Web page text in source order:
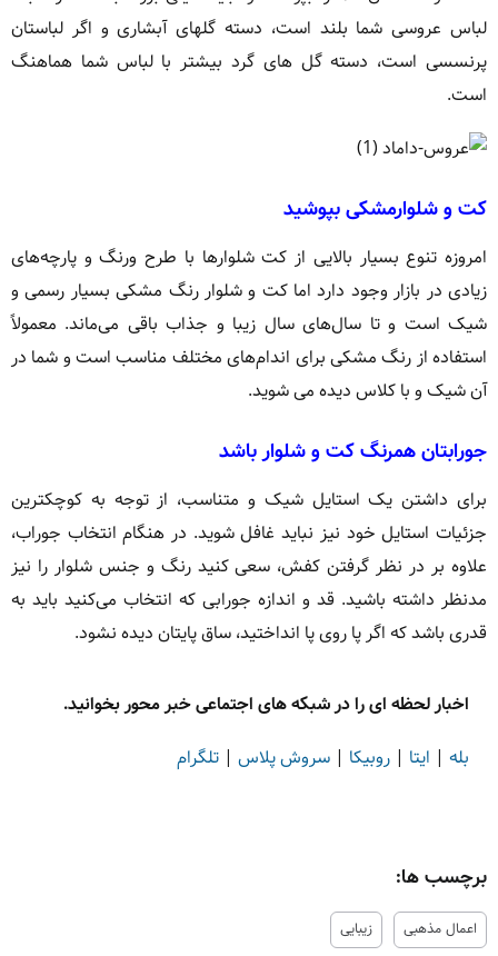
لباس عروسی شما بلند است، دسته گلهای آبشاری و اگر لباستان
پرنسسی است، دسته گل های گرد بیشتر با لباس شما هماهنگ
است.
کت و شلوارمشکی بپوشید
امروزه تنوع بسیار بالایی از کت شلوار‌ها با طرح ورنگ و پارچه‌های
زیادی در بازار وجود دارد اما کت و شلوار رنگ مشکی بسیار رسمی و
شیک است و تا سال‌های سال زیبا و جذاب باقی می‌ماند. معمولاً
استفاده از رنگ مشکی برای اندام‌های مختلف مناسب است و شما در
آن شیک و با کلاس دیده می شوید.
جورابتان همرنگ کت و شلوار باشد
برای داشتن یک استایل شیک و متناسب، از توجه به کوچکترین
جزئیات استایل خود نیز نباید غافل شوید. در هنگام انتخاب جوراب،
علاوه بر در نظر گرفتن کفش، سعی کنید رنگ و جنس شلوار را نیز
مدنظر داشته باشید. قد و اندازه جورابی که انتخاب می‌کنید باید به
قدری باشد که اگر پا روی پا انداختید، ساق پایتان دیده نشود.
اخبار لحظه ای را در شبکه های اجتماعی خبر محور بخوانید.
بله | ایتا | روبیکا | سروش پلاس | تلگرام
برچسب ها:
اعمال مذهبی زیبایی